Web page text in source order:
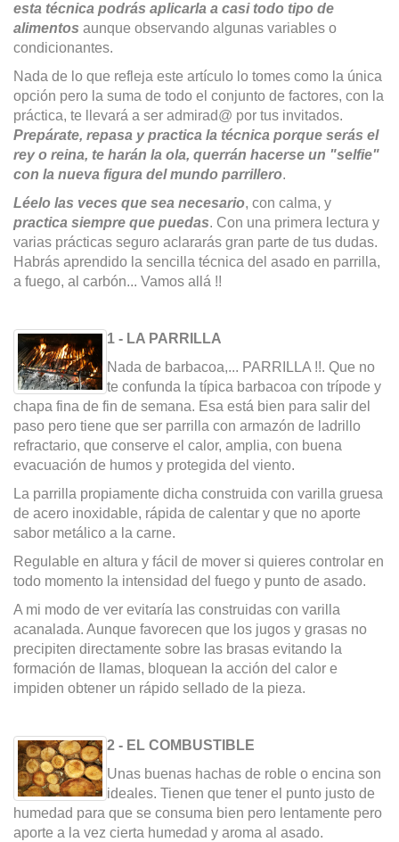
esta técnica podrás aplicarla a casi todo tipo de
alimentos aunque observando algunas variables o
condicionantes.
Nada de lo que refleja este artículo lo tomes como la única
opción pero la suma de todo el conjunto de factores, con la
práctica, te llevará a ser admirad@ por tus invitados.
Prepárate, repasa y practica la técnica porque serás el
rey o reina, te harán la ola, querrán hacerse un "selfie"
con la nueva figura del mundo parrillero.
Léelo las veces que sea necesario, con calma, y
practica siempre que puedas. Con una primera lectura y
varias prácticas seguro aclararás gran parte de tus dudas.
Habrás aprendido la sencilla técnica del asado en parrilla,
a fuego, al carbón... Vamos allá !!
1 - LA PARRILLA
Nada de barbacoa,... PARRILLA !!. Que no
te confunda la típica barbacoa con trípode y
chapa fina de fin de semana. Esa está bien para salir del
paso pero tiene que ser parrilla con armazón de ladrillo
refractario, que conserve el calor, amplia, con buena
evacuación de humos y protegida del viento.
La parrilla propiamente dicha construida con varilla gruesa
de acero inoxidable, rápida de calentar y que no aporte
sabor metálico a la carne.
Regulable en altura y fácil de mover si quieres controlar en
todo momento la intensidad del fuego y punto de asado.
A mi modo de ver evitaría las construidas con varilla
acanalada. Aunque favorecen que los jugos y grasas no
precipiten directamente sobre las brasas evitando la
formación de llamas, bloquean la acción del calor e
impiden obtener un rápido sellado de la pieza.
2 - EL COMBUSTIBLE
Unas buenas hachas de roble o encina son
ideales. Tienen que tener el punto justo de
humedad para que se consuma bien pero lentamente pero
aporte a la vez cierta humedad y aroma al asado.